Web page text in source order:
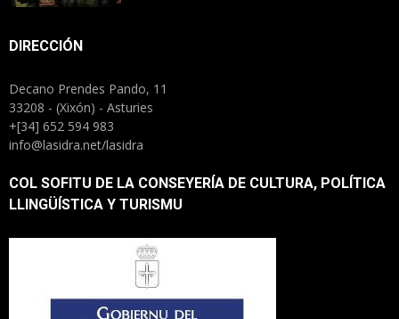
DIRECCIÓN
Decano Prendes Pando, 11
33208 - (Xixón) - Asturies
+[34] 652 594 983
info@lasidra.net/lasidra
COL SOFITU DE LA CONSEYERÍA DE CULTURA, POLÍTICA
LLINGÜÍSTICA Y TURISMU